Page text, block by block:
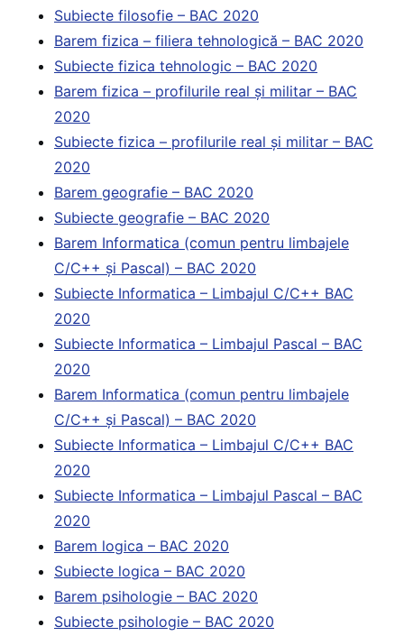
Subiecte filosofie – BAC 2020
Barem fizica – filiera tehnologică – BAC 2020
Subiecte fizica tehnologic – BAC 2020
Barem fizica – profilurile real și militar – BAC
2020
Subiecte fizica – profilurile real și militar – BAC
2020
Barem geografie – BAC 2020
Subiecte geografie – BAC 2020
Barem Informatica (comun pentru limbajele
C/C++ și Pascal) – BAC 2020
Subiecte Informatica – Limbajul C/C++ BAC
2020
Subiecte Informatica – Limbajul Pascal – BAC
2020
Barem Informatica (comun pentru limbajele
C/C++ și Pascal) – BAC 2020
Subiecte Informatica – Limbajul C/C++ BAC
2020
Subiecte Informatica – Limbajul Pascal – BAC
2020
Barem logica – BAC 2020
Subiecte logica – BAC 2020
Barem psihologie – BAC 2020
Subiecte psihologie – BAC 2020